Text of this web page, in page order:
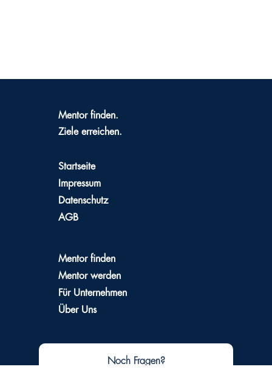
Mentor finden.
Ziele erreichen.
Startseite
Impressum
Datenschutz
AGB
Mentor finden
Mentor werden
Für Unternehmen
Über Uns
Noch Fragen?